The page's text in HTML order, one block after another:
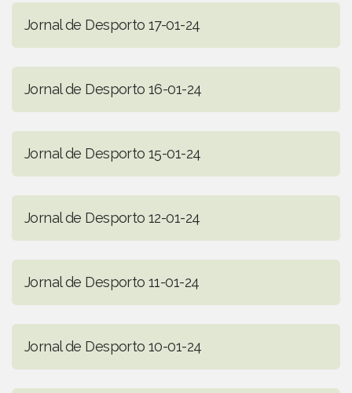
Jornal de Desporto 17-01-24
Jornal de Desporto 16-01-24
Jornal de Desporto 15-01-24
Jornal de Desporto 12-01-24
Jornal de Desporto 11-01-24
Jornal de Desporto 10-01-24